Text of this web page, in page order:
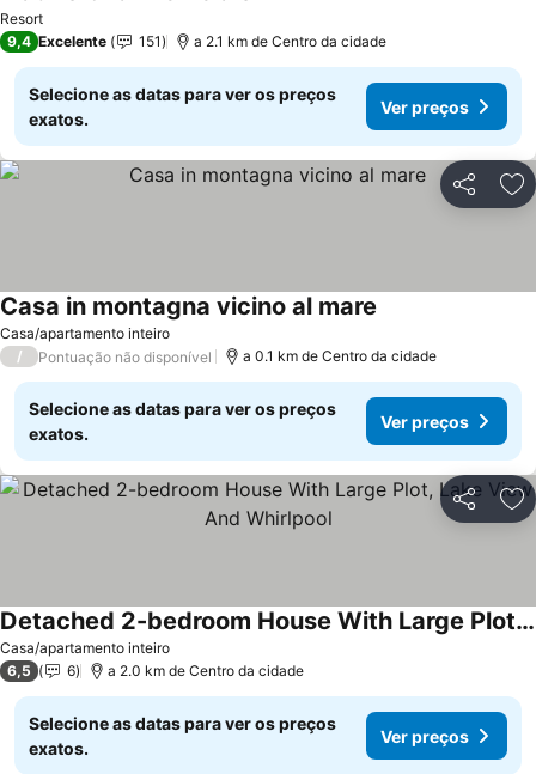
Resort
9,4 Excelente 151 a 2.1 km de Centro da cidade
Selecione as datas para ver os preços
exatos.
Ver preços
Partilhar
Casa/apartamento inteiro
Casa in montagna vicino al mare
/ Pontuação não disponível a 0.1 km de Centro da cidade
Selecione as datas para ver os preços
exatos.
Ver preços
Partilhar
Casa/apartamento inteiro
Detached 2-bedroom House With Large Plot, Lake View And Whirlpool
6,5 6 a 2.0 km de Centro da cidade
Selecione as datas para ver os preços
exatos.
Ver preços